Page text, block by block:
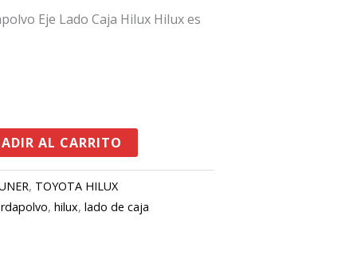
Eje Lado Caja Hilux Hilux es
AL CARRITO
, TOYOTA HILUX
,hilux,lado de caja